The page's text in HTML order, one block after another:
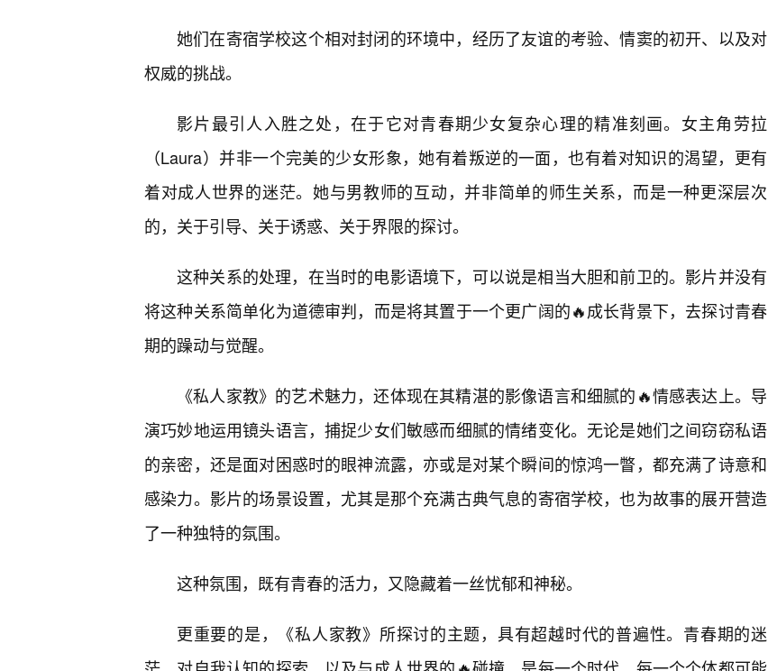
她们在寄宿学校这个相对封闭的环境中，经历了友谊的考验、情窦的初开、以及对
权威的挑战。
影片最引人入胜之处，在于它对青春期少女复杂心理的精准刻画。女主角劳拉
（Laura）并非一个完美的少女形象，她有着叛逆的一面，也有着对知识的渴望，更有
着对成人世界的迷茫。她与男教师的互动，并非简单的师生关系，而是一种更深层次
的，关于引导、关于诱惑、关于界限的探讨。
这种关系的处理，在当时的电影语境下，可以说是相当大胆和前卫的。影片并没有
将这种关系简单化为道德审判，而是将其置于一个更广阔的🔥成长背景下，去探讨青春
期的躁动与觉醒。
《私人家教》的艺术魅力，还体现在其精湛的影像语言和细腻的🔥情感表达上。导
演巧妙地运用镜头语言，捕捉少女们敏感而细腻的情绪变化。无论是她们之间窃窃私语
的亲密，还是面对困惑时的眼神流露，亦或是对某个瞬间的惊鸿一瞥，都充满了诗意和
感染力。影片的场景设置，尤其是那个充满古典气息的寄宿学校，也为故事的展开营造
了一种独特的氛围。
这种氛围，既有青春的活力，又隐藏着一丝忧郁和神秘。
更重要的是，《私人家教》所探讨的主题，具有超越时代的普遍性。青春期的迷